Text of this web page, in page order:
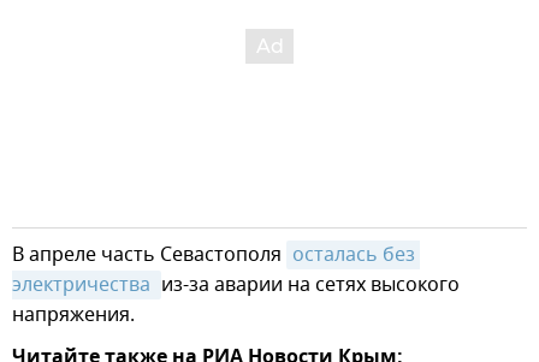
В апреле часть Севастополя осталась без
электричества из-за аварии на сетях высокого
напряжения.